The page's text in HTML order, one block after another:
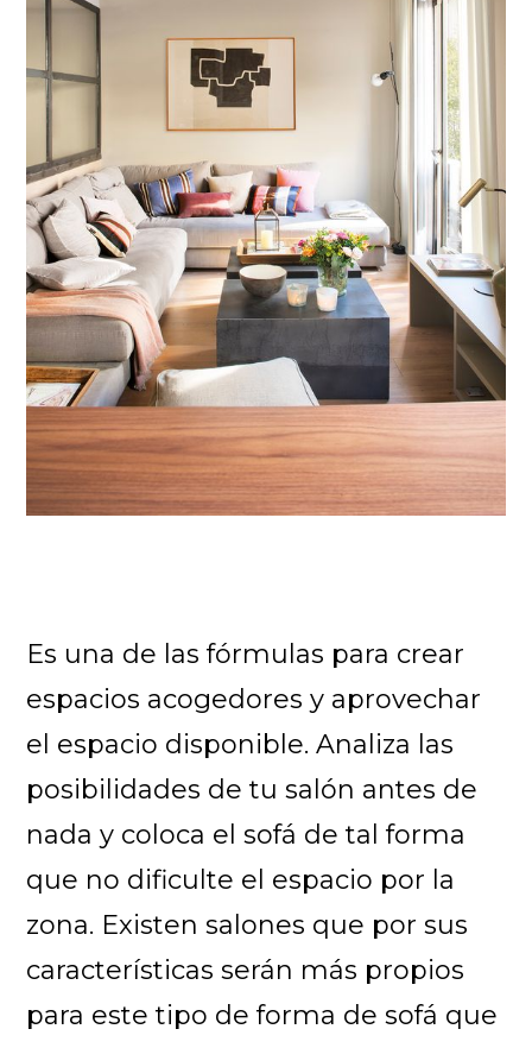
Es una de las fórmulas para crear
espacios acogedores y aprovechar
el espacio disponible. Analiza las
posibilidades de tu salón antes de
nada y coloca el sofá de tal forma
que no dificulte el espacio por la
zona. Existen salones que por sus
características serán más propios
para este tipo de forma de sofá que